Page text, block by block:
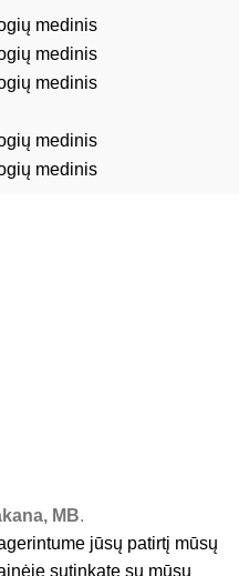
MB.
jūsų patirtį mūsų
sutinkate su mūsų